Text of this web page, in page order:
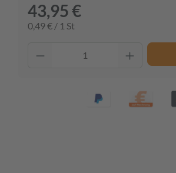
43,95 €
0,49 € / 1 St